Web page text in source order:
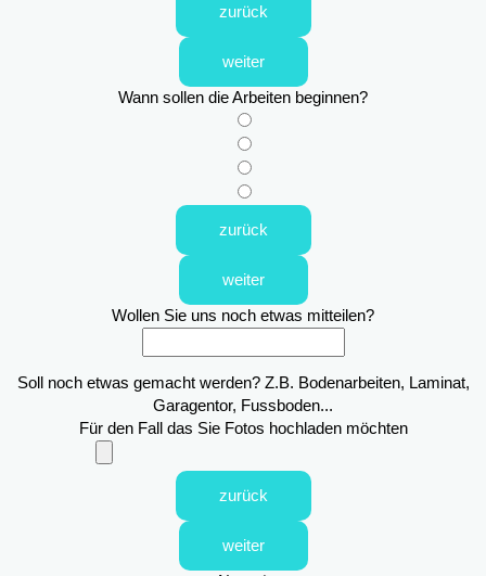
zurück
weiter
Wann sollen die Arbeiten beginnen?
zurück
weiter
Wollen Sie uns noch etwas mitteilen?
Soll noch etwas gemacht werden? Z.B. Bodenarbeiten, Laminat,
Garagentor, Fussboden...
Für den Fall das Sie Fotos hochladen möchten
zurück
weiter